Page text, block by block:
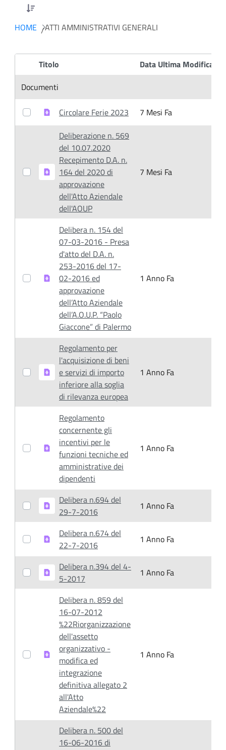
HOME ATTI AMMINISTRATIVI GENERALI
Item Selection
Titolo Data Ultima Modifica
Documenti
Circolare Ferie 2023 7 Mesi Fa
Deliberazione n. 569
del 10.07.2020
Recepimento D.A. n.
164 del 2020 di
approvazione
dell'Atto Aziendale
dell'AOUP
7 Mesi Fa
Delibera n. 154 del
07-03-2016 - Presa
d'atto del D.A. n.
253-2016 del 17-
02-2016 ed
approvazione
dell’Atto Aziendale
dell’A.O.U.P. “Paolo
Giaccone” di Palermo
1 Anno Fa
Regolamento per
l'acquisizione di beni
e servizi di importo
inferiore alla soglia
di rilevanza europea
1 Anno Fa
Regolamento
concernente gli
incentivi per le
funzioni tecniche ed
amministrative dei
dipendenti
1 Anno Fa
Delibera n.694 del
29-7-2016
1 Anno Fa
Delibera n.674 del
22-7-2016
1 Anno Fa
Delibera n.394 del 4-
5-2017
1 Anno Fa
Delibera n. 859 del
16-07-2012
%22Riorganizzazione
dell'assetto
organizzativo -
modifica ed
integrazione
definitiva allegato 2
all'Atto
Aziendale%22
1 Anno Fa
Delibera n. 500 del
16-06-2016 di